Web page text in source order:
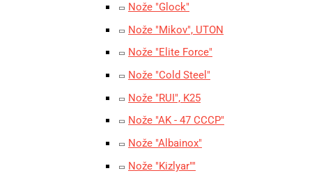
Nože "Glock"
Nože "Mikov", UTON
Nože "Elite Force"
Nože "Cold Steel"
Nože "RUI", K25
Nože "AK - 47 CCCP"
Nože "Albainox"
Nože "Kizlyar""